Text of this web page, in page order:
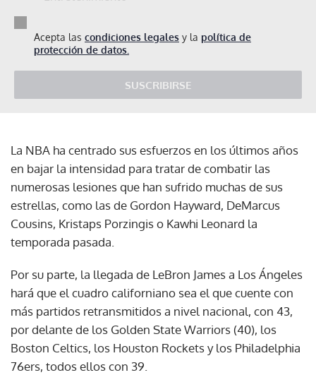
Acepta las condiciones legales y la política de
protección de datos.
SUSCRIBIRSE
La NBA ha centrado sus esfuerzos en los últimos años
en bajar la intensidad para tratar de combatir las
numerosas lesiones que han sufrido muchas de sus
estrellas, como las de Gordon Hayward, DeMarcus
Cousins, Kristaps Porzingis o Kawhi Leonard la
temporada pasada.
Por su parte, la llegada de LeBron James a Los Ángeles
hará que el cuadro californiano sea el que cuente con
más partidos retransmitidos a nivel nacional, con 43,
por delante de los Golden State Warriors (40), los
Boston Celtics, los Houston Rockets y los Philadelphia
76ers, todos ellos con 39.